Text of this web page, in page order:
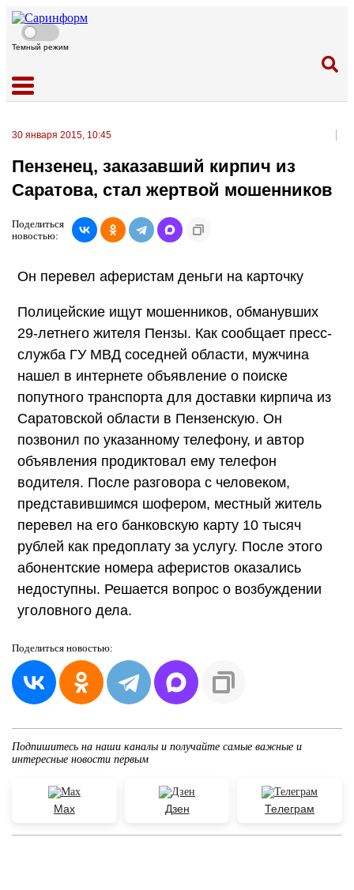
Темный режим
30 января 2015, 10:45
Пензенец, заказавший кирпич из
Саратова, стал жертвой мошенников
Поделиться
новостью:
Он перевел аферистам деньги на карточку
Полицейские ищут мошенников, обманувших
29-летнего жителя Пензы. Как сообщает пресс-
служба ГУ МВД соседней области, мужчина
нашел в интернете объявление о поиске
попутного транспорта для доставки кирпича из
Саратовской области в Пензенскую. Он
позвонил по указанному телефону, и автор
объявления продиктовал ему телефон
водителя. После разговора с человеком,
представившимся шофером, местный житель
перевел на его банковскую карту 10 тысяч
рублей как предоплату за услугу. После этого
абонентские номера аферистов оказались
недоступны. Решается вопрос о возбуждении
уголовного дела.
Поделиться новостью:
Подпишитесь на наши каналы и получайте самые важные и
интересные новости первым
Max Дзен Телеграм